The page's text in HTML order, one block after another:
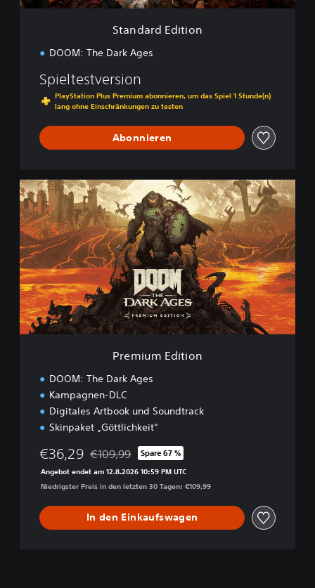
t
Standard Edition
DOOM: The Dark Ages
Spieltestversion
PlayStation Plus Premium abonnieren, um das Spiel 1 Stunde(n)
lang ohne Einschränkungen zu testen
Abonnieren
P
r
e
m
i
u
m
E
d
i
t
i
Premium Edition
DOOM: The Dark Ages
Kampagnen-DLC
Digitales Artbook und Soundtrack
Skinpaket „Göttlichkeit“
€36,29 Preisnachlass gegenüber dem Originalpreis von
€109,99 Spare 67 %
Angebot endet am 12.8.2026 10:59 PM UTC
Niedrigster Preis in den letzten 30 Tagen: €109,99
In den Einkaufswagen